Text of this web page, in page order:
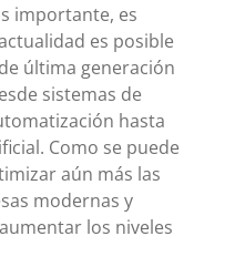
importante, es
es posible
última generación
sistemas de
hasta
Como se puede
aún más las
modernas y
los niveles